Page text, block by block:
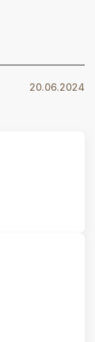
20.06.2024